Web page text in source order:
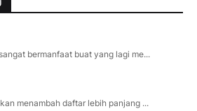
bermanfaat buat yang lagi me...
menambah daftar lebih panjang ...